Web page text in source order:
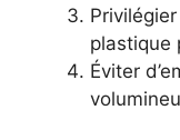
plastique
Éviter